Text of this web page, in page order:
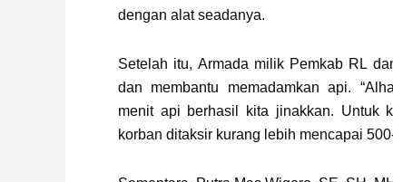
dengan alat seadanya.
Setelah itu, Armada milik Pemkab RL
dan membantu memadamkan api.
menit api berhasil kita jinakkan. Untuk
korban ditaksir kurang lebih mencapai